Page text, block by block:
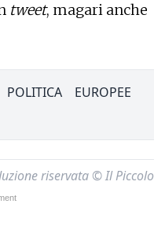
tweet, magari anche
POLITICA
EUROPEE
riservata © Il Piccolo